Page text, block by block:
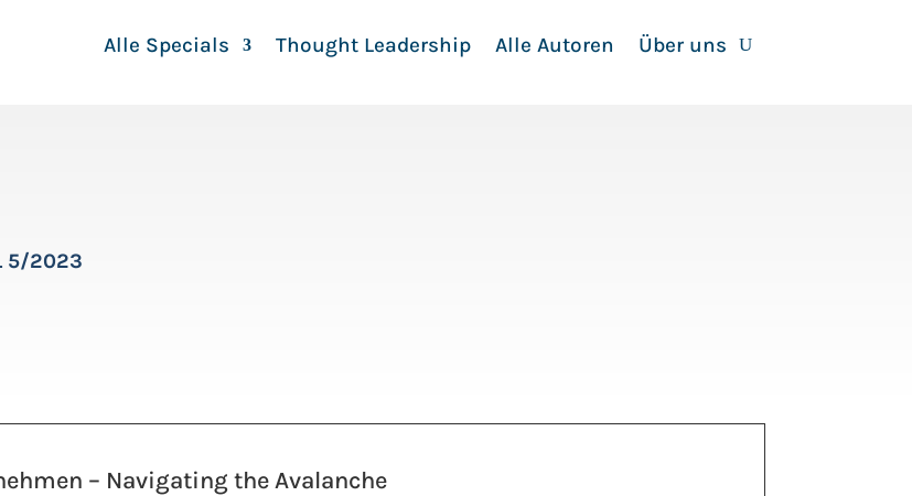
Alle Specials Thought Leadership Alle Autoren Über uns
5/2023
– Navigating the Avalanche